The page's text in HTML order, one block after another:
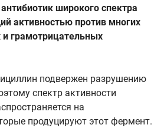
широкого спектра
активностью против многих
грамотрицательных
подвержен разрушению
спектр активности
на
продуцируют этот фермент.